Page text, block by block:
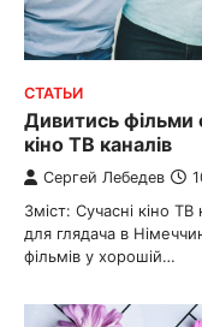
СТАТЬИ
Дивитись фільми
кіно ТВ каналів
Сергей Лебедев
Зміст: Сучасні кіно ТВ
для глядача в
фільмів у хорошій…